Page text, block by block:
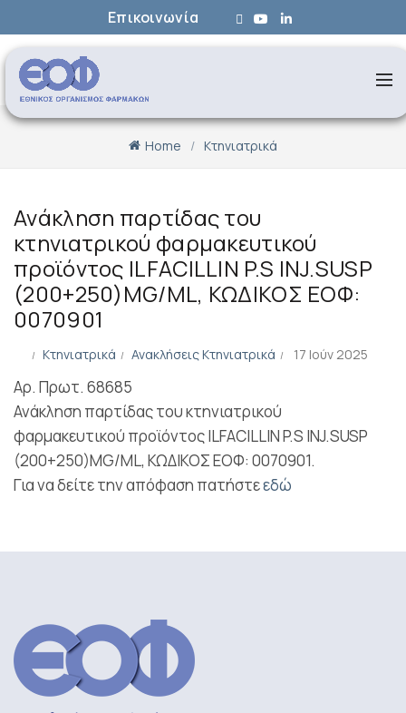
Επικοινωνία
Home Κτηνιατρικά
Ανάκληση παρτίδας του
κτηνιατρικού φαρμακευτικού
προϊόντος ILFACILLIN P.S INJ.SUSP
(200+250)MG/ML, ΚΩΔΙΚΟΣ ΕΟΦ:
0070901
Κτηνιατρικά Ανακλήσεις Κτηνιατρικά 17 Ιούν 2025
Αρ. Πρωτ. 68685
Ανάκληση παρτίδας του κτηνιατρικού
φαρμακευτικού προϊόντος ILFACILLIN P.S INJ.SUSP
(200+250)MG/ML, ΚΩΔΙΚΟΣ ΕΟΦ: 0070901.
Για να δείτε την απόφαση πατήστεεδώ